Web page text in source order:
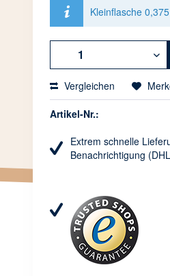
Kleinflasche
Vergleichen
Artikel-Nr.:
Extrem schnelle
Benachrichtigung